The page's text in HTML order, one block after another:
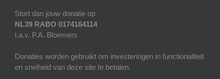
Stort dan jouw donatie op
NL39 RABO 0174164114
t.a.v. P.A. Bloemers
Donaties worden gebruikt om investeringen in functionaliteit
en snelheid van deze site te betalen.